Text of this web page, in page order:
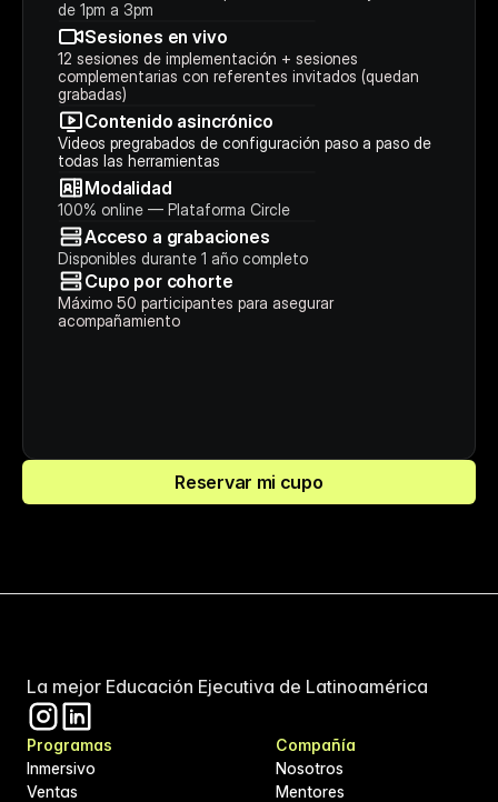
de 1pm a 3pm
Sesiones en vivo
12 sesiones de implementación + sesiones
complementarias con referentes invitados (quedan
grabadas)
Contenido asincrónico
Videos pregrabados de configuración paso a paso de
todas las herramientas
Modalidad
100% online — Plataforma Circle
Acceso a grabaciones
Disponibles durante 1 año completo
Cupo por cohorte
Máximo 50 participantes para asegurar
acompañamiento
Reservar mi cupo
La mejor Educación Ejecutiva de Latinoamérica
Programas
Inmersivo
Ventas
Compañía
Nosotros
Mentores